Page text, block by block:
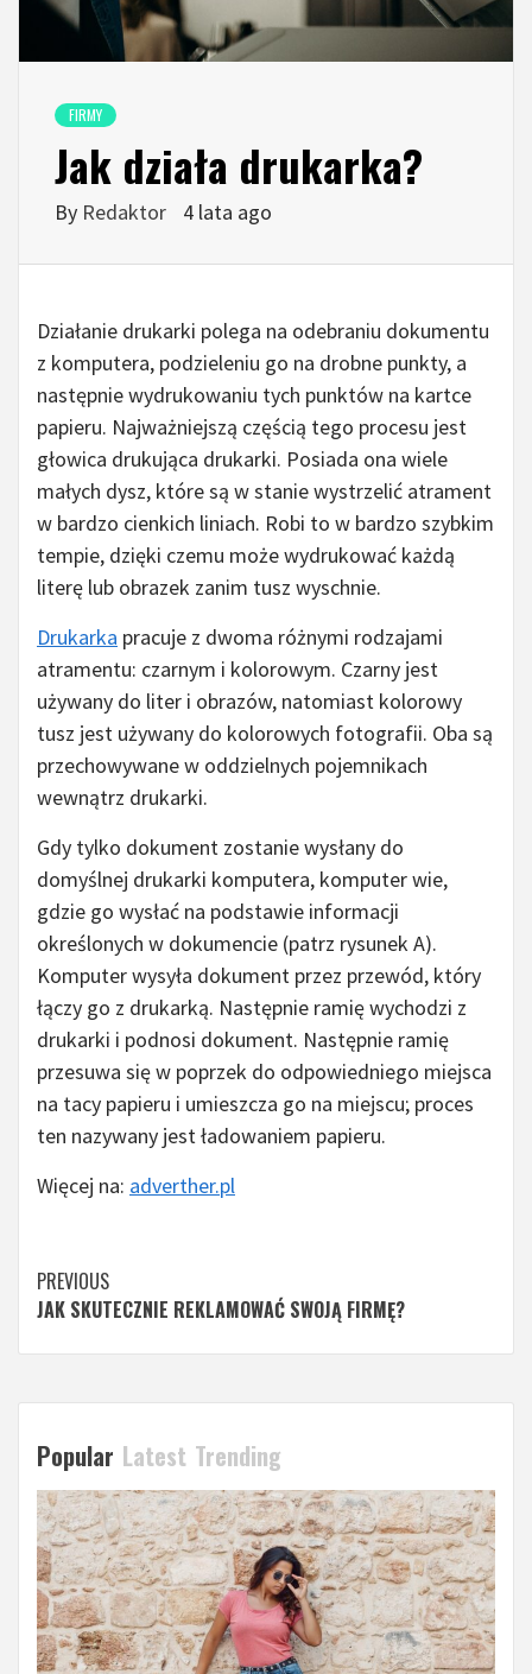
FIRMY
Jak działa drukarka?
By Redaktor 4 lata ago
Działanie drukarki polega na odebraniu dokumentu
z komputera, podzieleniu go na drobne punkty, a
następnie wydrukowaniu tych punktów na kartce
papieru. Najważniejszą częścią tego procesu jest
głowica drukująca drukarki. Posiada ona wiele
małych dysz, które są w stanie wystrzelić atrament
w bardzo cienkich liniach. Robi to w bardzo szybkim
tempie, dzięki czemu może wydrukować każdą
literę lub obrazek zanim tusz wyschnie.
Drukarka pracuje z dwoma różnymi rodzajami
atramentu: czarnym i kolorowym. Czarny jest
używany do liter i obrazów, natomiast kolorowy
tusz jest używany do kolorowych fotografii. Oba są
przechowywane w oddzielnych pojemnikach
wewnątrz drukarki.
Gdy tylko dokument zostanie wysłany do
domyślnej drukarki komputera, komputer wie,
gdzie go wysłać na podstawie informacji
określonych w dokumencie (patrz rysunek A).
Komputer wysyła dokument przez przewód, który
łączy go z drukarką. Następnie ramię wychodzi z
drukarki i podnosi dokument. Następnie ramię
przesuwa się w poprzek do odpowiedniego miejsca
na tacy papieru i umieszcza go na miejscu; proces
ten nazywany jest ładowaniem papieru.
Więcej na: adverther.pl
Continue
Reading
PREVIOUS
JAK SKUTECZNIE REKLAMOWAĆ SWOJĄ FIRMĘ?
Popular Latest Trending